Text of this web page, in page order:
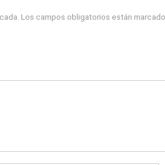
Los campos obligatorios están